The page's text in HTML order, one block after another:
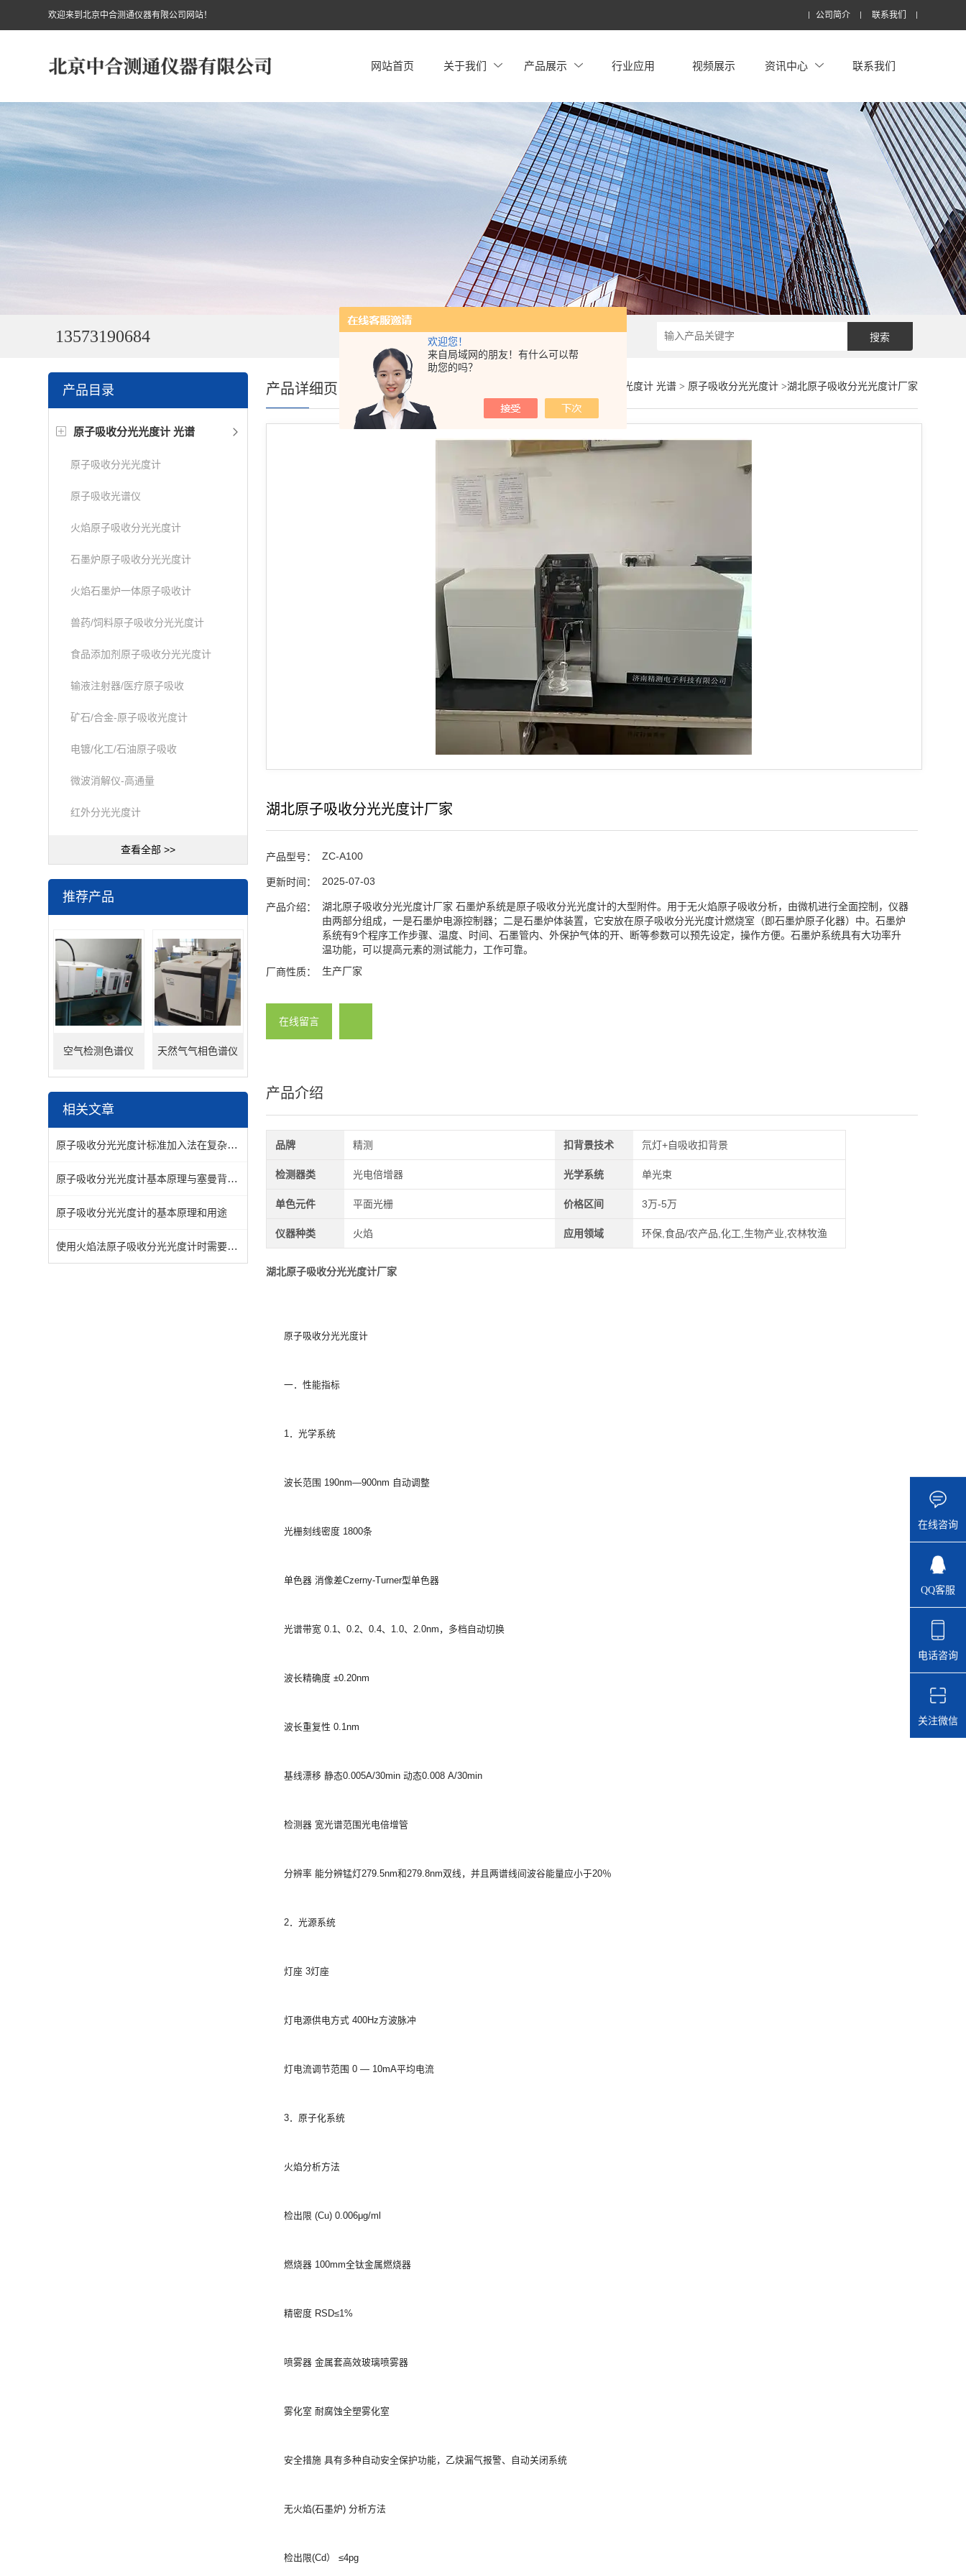
欢迎您！
来自局域网的朋友！有什么可以帮
助您的吗？
欢迎来到北京中合测通仪器有限公司网站！ 公司简介 联系我们
网站首页 关于我们 产品展示 行业应用 视频展示 资讯中心 联系我们
13573190684
产品目录
原子吸收分光光度计 光谱
原子吸收分光光度计
原子吸收光谱仪
火焰原子吸收分光光度计
石墨炉原子吸收分光光度计
火焰石墨炉一体原子吸收计
兽药/饲料原子吸收分光光度计
食品添加剂原子吸收分光光度计
输液注射器/医疗原子吸收
矿石/合金-原子吸收光度计
电镀/化工/石油原子吸收
微波消解仪-高通量
红外分光光度计
查看全部 >>
推荐产品
空气检测色谱仪 天然气气相色谱仪
相关文章
原子吸收分光光度计标准加入法在复杂样品分析中的正确应用
原子吸收分光光度计基本原理与塞曼背景校正技术解析
原子吸收分光光度计的基本原理和用途
使用火焰法原子吸收分光光度计时需要注意的细节有哪些？
原子吸收分光光度计 光谱> 原子吸收分光光度计>湖北原子吸收分光光度计厂家
产品详细页
湖北原子吸收分光光度计厂家
产品型号： ZC-A100
更新时间： 2025-07-03
产品介绍：
湖北原子吸收分光光度计厂家 石墨炉系统是原子吸收分光光度计的大型附件。用于无火焰原子吸收分析，由微机进行全面控制，仪器
由两部分组成，一是石墨炉电源控制器；二是石墨炉体装置，它安放在原子吸收分光光度计燃烧室（即石墨炉原子化器）中。石墨炉
系统有9个程序工作步骤、温度、时间、石墨管内、外保护气体的开、断等参数可以预先设定，操作方便。石墨炉系统具有大功率升
温功能，可以提高元素的测试能力，工作可靠。
厂商性质： 生产厂家
在线留言
产品介绍
品牌 精测 扣背景技术 氘灯+自吸收扣背景
检测器类 光电倍增器 光学系统 单光束
单色元件 平面光栅 价格区间 3万-5万
仪器种类 火焰 应用领域 环保,食品/农产品,化工,生物产业,农林牧渔
湖北原子吸收分光光度计厂家
原子吸收分光光度计
一．性能指标
1．光学系统
波长范围 190nm—900nm 自动调整
光栅刻线密度 1800条
单色器 消像差Czerny-Turner型单色器
光谱带宽 0.1、0.2、0.4、1.0、2.0nm，多档自动切换
波长精确度 ±0.20nm
波长重复性 0.1nm
基线漂移 静态0.005A/30min 动态0.008 A/30min
检测器 宽光谱范围光电倍增管
分辨率 能分辨锰灯279.5nm和279.8nm双线，并且两谱线间波谷能量应小于20％
2．光源系统
灯座 3灯座
灯电源供电方式 400Hz方波脉冲
灯电流调节范围 0 — 10mA平均电流
3．原子化系统
火焰分析方法
检出限 (Cu) 0.006μg/ml
燃烧器 100mm全钛金属燃烧器
精密度 RSD≤1%
喷雾器 金属套高效玻璃喷雾器
雾化室 耐腐蚀全塑雾化室
安全措施 具有多种自动安全保护功能，乙炔漏气报警、自动关闭系统
无火焰(石墨炉) 分析方法
检出限(Cd） ≤4pg
在线咨询
QQ客服
电话咨询
关注微信